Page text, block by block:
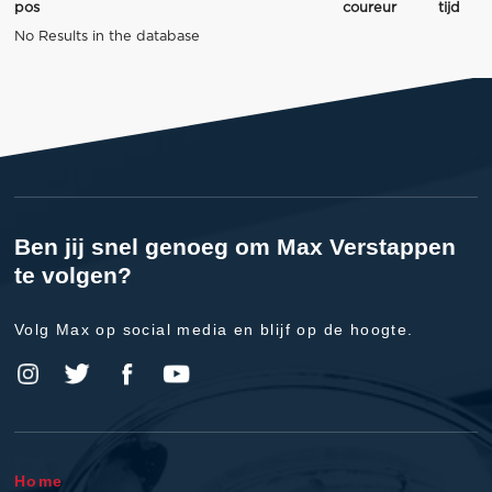
pos coureur
tijd
No Results in the database
Ben jij snel genoeg om Max Verstappen
te volgen?
Volg Max op social media en blijf op de hoogte.
Home